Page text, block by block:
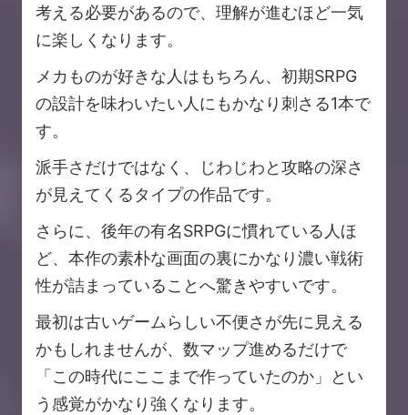
考える必要があるので、理解が進むほど一気
に楽しくなります。
メカものが好きな人はもちろん、初期SRPG
の設計を味わいたい人にもかなり刺さる1本で
す。
派手さだけではなく、じわじわと攻略の深さ
が見えてくるタイプの作品です。
さらに、後年の有名SRPGに慣れている人ほ
ど、本作の素朴な画面の裏にかなり濃い戦術
性が詰まっていることへ驚きやすいです。
最初は古いゲームらしい不便さが先に見える
かもしれませんが、数マップ進めるだけで
「この時代にここまで作っていたのか」とい
う感覚がかなり強くなります。